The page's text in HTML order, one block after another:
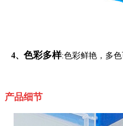
4、 色彩多样:色彩鲜艳，多
产品细节